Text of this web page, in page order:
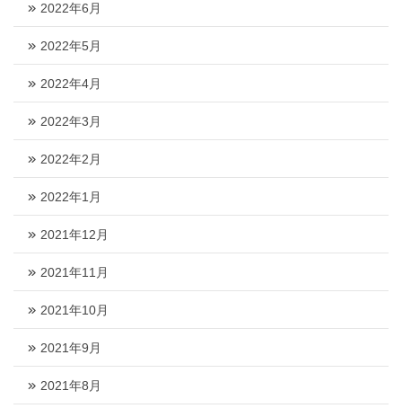
2022年6月
2022年5月
2022年4月
2022年3月
2022年2月
2022年1月
2021年12月
2021年11月
2021年10月
2021年9月
2021年8月